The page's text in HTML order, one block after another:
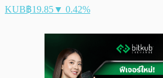
KUB฿19.85▼ 0.42%